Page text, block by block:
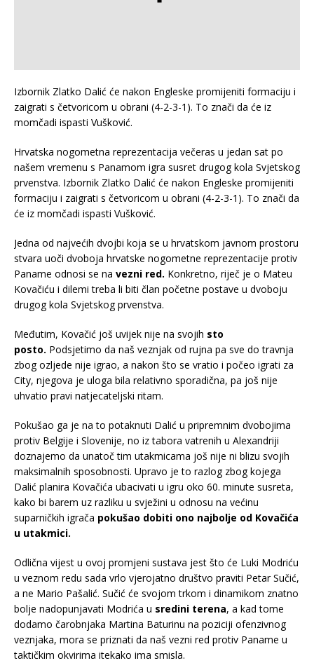
Izbornik Zlatko Dalić će nakon Engleske promijeniti formaciju i
zaigrati s četvoricom u obrani (4-2-3-1). To znači da će iz
momčadi ispasti Vušković.
Hrvatska nogometna reprezentacija večeras u jedan sat po
našem vremenu s Panamom igra susret drugog kola Svjetskog
prvenstva. Izbornik Zlatko Dalić će nakon Engleske promijeniti
formaciju i zaigrati s četvoricom u obrani (4-2-3-1). To znači da
će iz momčadi ispasti Vušković.
Jedna od najvećih dvojbi koja se u hrvatskom javnom prostoru
stvara uoči dvoboja hrvatske nogometne reprezentacije protiv
Paname odnosi se na vezni red. Konkretno, riječ je o Mateu
Kovačiću i dilemi treba li biti član početne postave u dvoboju
drugog kola Svjetskog prvenstva.
Međutim, Kovačić još uvijek nije na svojih sto
posto. Podsjetimo da naš veznjak od rujna pa sve do travnja
zbog ozljede nije igrao, a nakon što se vratio i počeo igrati za
City, njegova je uloga bila relativno sporadična, pa još nije
uhvatio pravi natjecateljski ritam.
Pokušao ga je na to potaknuti Dalić u pripremnim dvobojima
protiv Belgije i Slovenije, no iz tabora vatrenih u Alexandriji
doznajemo da unatoč tim utakmicama još nije ni blizu svojih
maksimalnih sposobnosti. Upravo je to razlog zbog kojega
Dalić planira Kovačića ubacivati u igru oko 60. minute susreta,
kako bi barem uz razliku u svježini u odnosu na većinu
suparničkih igrača pokušao dobiti ono najbolje od Kovačića
u utakmici.
Odlična vijest u ovoj promjeni sustava jest što će Luki Modriću
u veznom redu sada vrlo vjerojatno društvo praviti Petar Sučić,
a ne Mario Pašalić. Sučić će svojom trkom i dinamikom znatno
bolje nadopunjavati Modrića u sredini terena, a kad tome
dodamo čarobnjaka Martina Baturinu na poziciji ofenzivnog
veznjaka, mora se priznati da naš vezni red protiv Paname u
taktičkim okvirima itekako ima smisla.